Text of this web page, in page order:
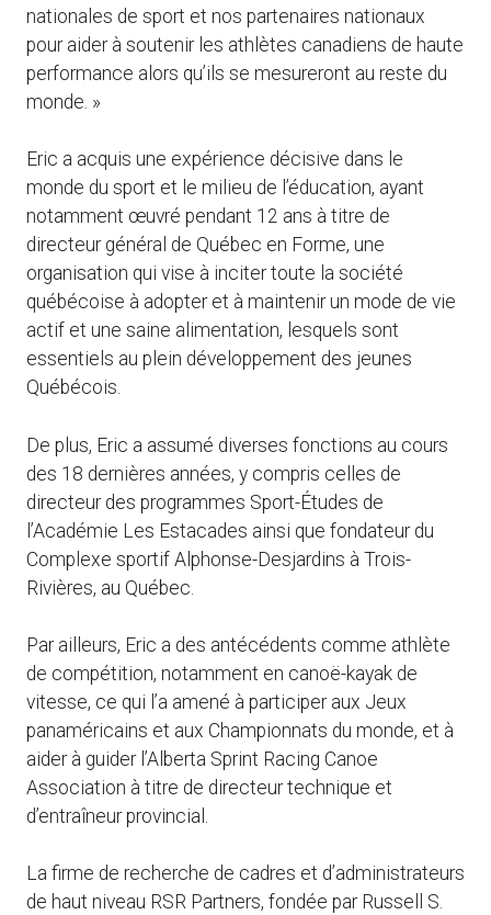
nationales de sport et nos partenaires nationaux
pour aider à soutenir les athlètes canadiens de haute
performance alors qu’ils se mesureront au reste du
monde. »
Eric a acquis une expérience décisive dans le
monde du sport et le milieu de l’éducation, ayant
notamment œuvré pendant 12 ans à titre de
directeur général de Québec en Forme, une
organisation qui vise à inciter toute la société
québécoise à adopter et à maintenir un mode de vie
actif et une saine alimentation, lesquels sont
essentiels au plein développement des jeunes
Québécois.
De plus, Eric a assumé diverses fonctions au cours
des 18 dernières années, y compris celles de
directeur des programmes Sport-Études de
l’Académie Les Estacades ainsi que fondateur du
Complexe sportif Alphonse-Desjardins à Trois-
Rivières, au Québec.
Par ailleurs, Eric a des antécédents comme athlète
de compétition, notamment en canoë-kayak de
vitesse, ce qui l’a amené à participer aux Jeux
panaméricains et aux Championnats du monde, et à
aider à guider l’Alberta Sprint Racing Canoe
Association à titre de directeur technique et
d’entraîneur provincial.
La firme de recherche de cadres et d’administrateurs
de haut niveau RSR Partners, fondée par Russell S.